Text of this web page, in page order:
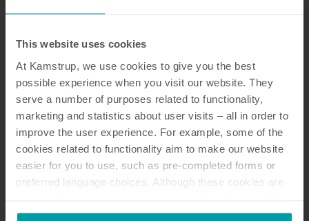
This website uses cookies
At Kamstrup, we use cookies to give you the best
possible experience when you visit our website. They
serve a number of purposes related to functionality,
marketing and statistics about user visits – all in order to
improve the user experience. For example, some of the
cookies related to functionality aim to make our website
easier for you to use, such as pre-completed forms or
preferred language choices. Although these cookies are
not be available without them.
Kundereferanse
200 000 smarte målere gjorde at